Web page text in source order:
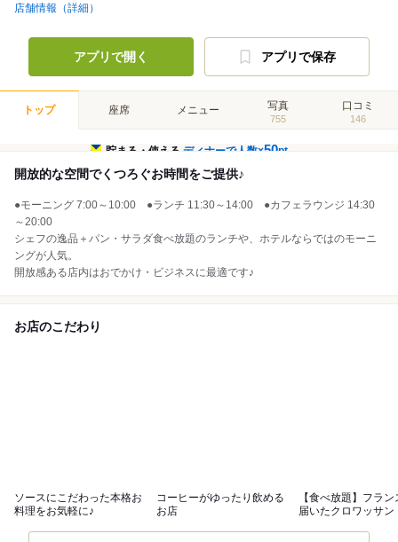
店舗情報（詳細）
アプリで開く アプリで保存
トップ 座席 メニュー 写真
755
口コミ
146
貯まる・使えるディナーで人数×50pt
開放的な空間でくつろぐお時間をご提供♪
●モーニング 7:00～10:00 ●ランチ 11:30～14:00 ●カフェラウンジ 14:30
～20:00
シェフの逸品＋パン・サラダ食べ放題のランチや、ホテルならではのモーニ
ングが人気。
開放感ある店内はおでかけ・ビジネスに最適です♪
お店のこだわり
ソースにこだわった本格お
料理をお気軽に♪
コーヒーがゆったり飲める
お店
【食べ放題】フラ
届いたクロワッサン